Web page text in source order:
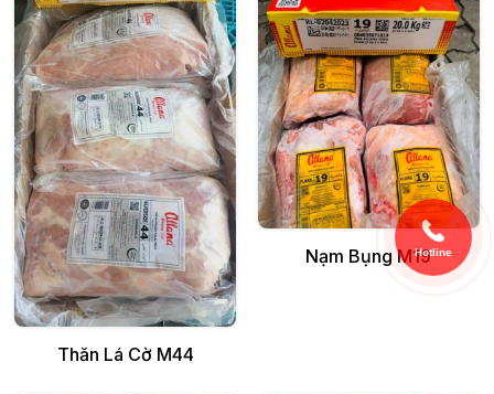
Thêm vào giỏ
Thăn Lá Cờ M44
Thêm vào giỏ
Nạm Bụng M19Hotline